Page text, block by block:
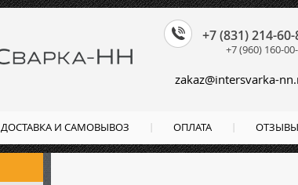
zakaz@intersvarka-
+7 (831) 214-
+7 (960) 160-
ДОСТАВКА И САМОВЫВОЗ ОПЛАТА ОТЗЫВЫ